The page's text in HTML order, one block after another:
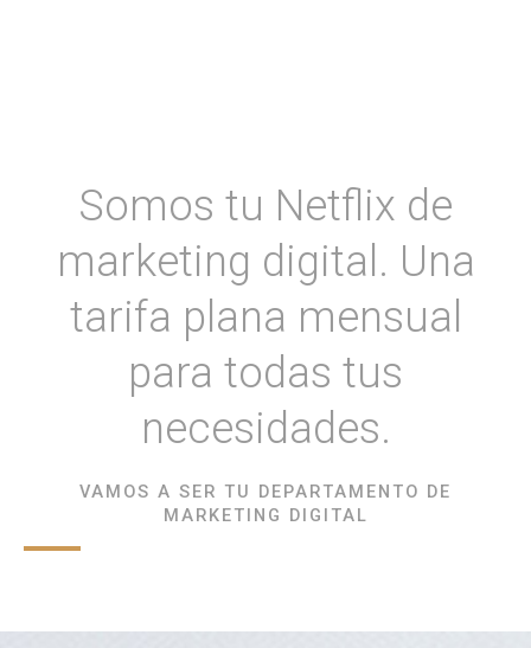
Somos tu Netflix de
marketing digital. Una
tarifa plana mensual
para todas tus
necesidades.
VAMOS A SER TU DEPARTAMENTO DE
MARKETING DIGITAL